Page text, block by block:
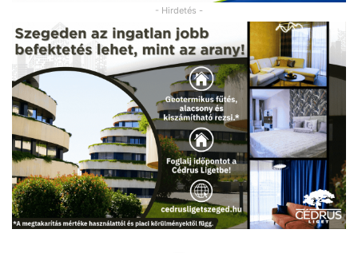
- Hirdetés -